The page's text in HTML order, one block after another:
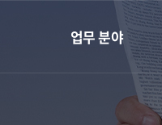
업무 분야
지역주택조합